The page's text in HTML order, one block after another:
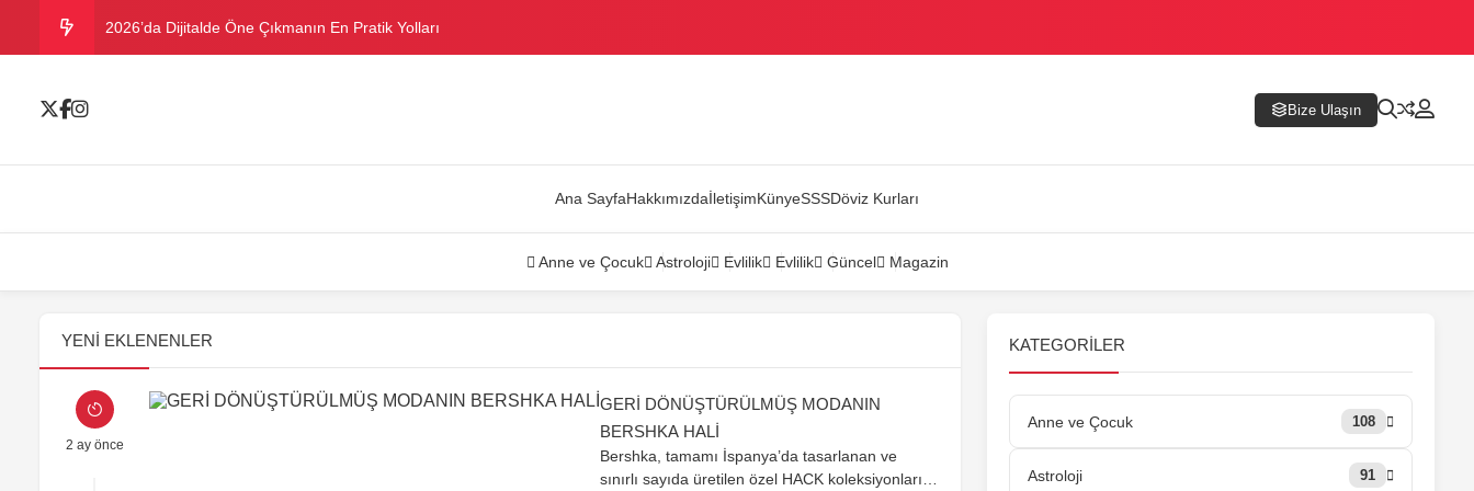
2026’da Dijitalde Öne Çıkmanın En Pratik Yolları
Bize Ulaşın
Ana SayfaHakkımızdaİletişimKünyeSSSDöviz Kurları
Anne ve Çocuk Astroloji Evlilik Evlilik Güncel Magazin
YENI EKLENENLER
2 ay önce
GERİ DÖNÜŞTÜRÜLMÜŞ MODANIN
BERSHKA HALİ
Bershka, tamamı İspanya’da tasarlanan ve
sınırlı sayıda üretilen özel HACK koleksiyonları
KATEGORILER
Anne ve Çocuk 108
Astroloji 91